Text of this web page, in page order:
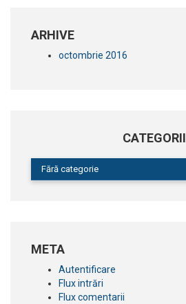
ARHIVE
octombrie 2016
CATEGORII
Fără categorie
META
Autentificare
Flux intrări
Flux comentarii